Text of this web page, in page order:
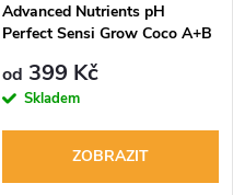
Advanced Nutrients pH
Perfect Sensi Grow Coco A+B
od 399 Kč
Skladem
ZOBRAZIT